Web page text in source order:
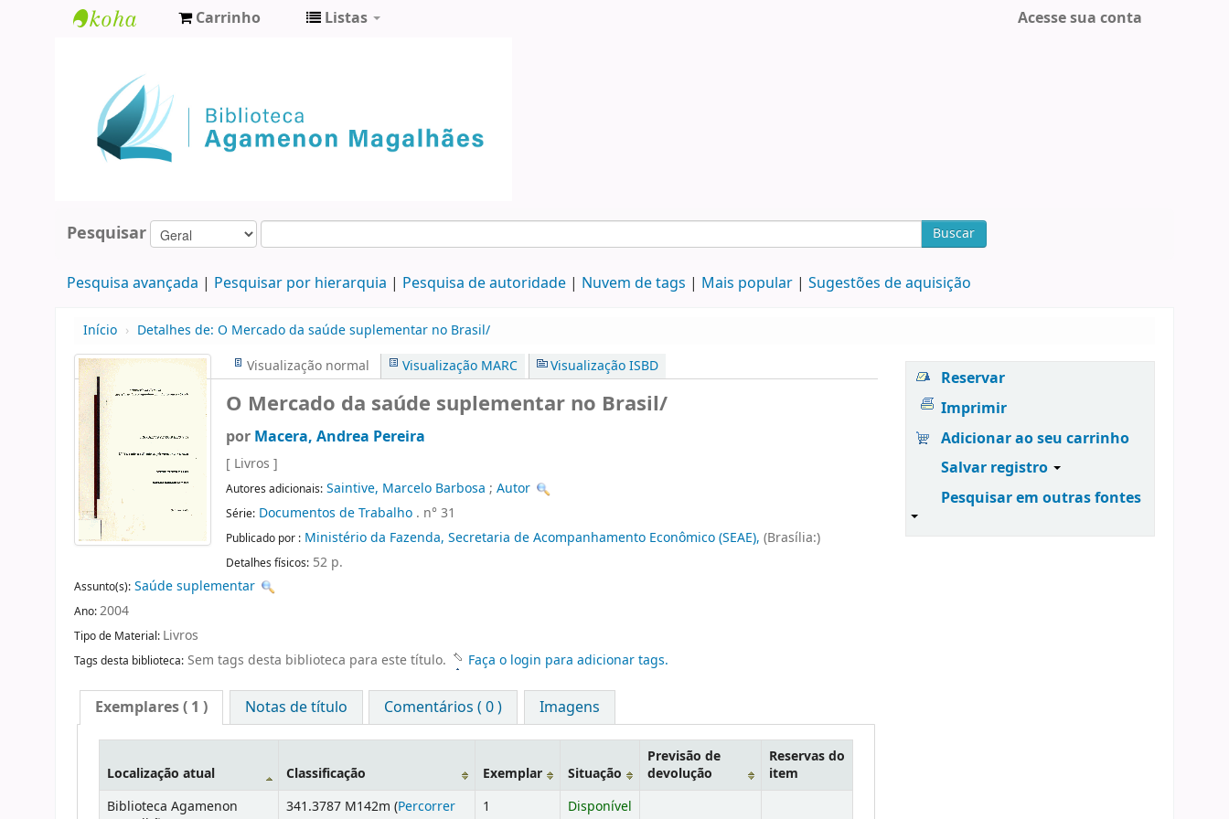
Agamenon
Magalhães
Carrinho Listas Acesse sua conta
Pesquisar Buscar
Pesquisa avançada Pesquisar por hierarquia Pesquisa de autoridade Nuvem de tags Mais popular Sugestões de aquisição
Início › Detalhes de: O Mercado da saúde suplementar no Brasil/
Visualização normal
Visualização MARC Visualização ISBD
O Mercado da saúde suplementar no Brasil/
por Macera, Andrea Pereira
[ Livros ]
Autores adicionais: Saintive, Marcelo Barbosa ; Autor
Série: Documentos de Trabalho . n° 31
Publicado por : Ministério da Fazenda, Secretaria de Acompanhamento Econômico (SEAE), (Brasília:)
Detalhes físicos: 52 p.
Assunto(s): Saúde suplementar
Ano:2004
Tipo de Material: Livros
Tags desta biblioteca: Sem tags desta biblioteca para este título. Faça o login para adicionar tags.
Exemplares( 1 ) Notas de título Comentários ( 0 ) Imagens
Localização atual Classificação Exemplar Situação
Previsão de
devolução
Reservas do
item
Biblioteca Agamenon
341.3787 M142m (Percorrer
1 Disponível
Reservar
Imprimir
Adicionar ao seu carrinho
Salvar registro
Pesquisar em outras fontes